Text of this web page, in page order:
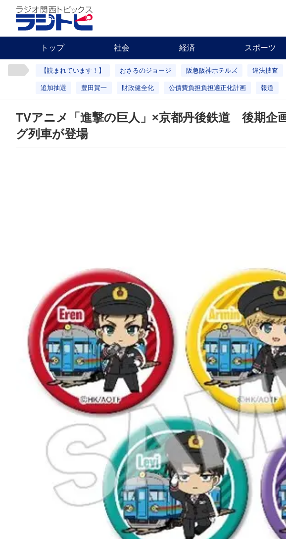
トップ 社会 経済 スポーツ
【読まれています！】 おさるのジョージ 阪急阪神ホテルズ 違法捜査
追加抽選 豊田賀一 財政健全化 公債費負担負担適正化計画 報道
TVアニメ「進撃の巨人」×京都丹後鉄道 後期
グ列車が登場